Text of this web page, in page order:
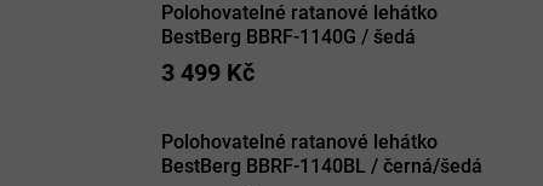
Polohovatelné ratanové lehátko
BestBerg BBRF-1140G / šedá
3 499 Kč
Polohovatelné ratanové lehátko
BestBerg BBRF-1140BL / černá/šedá